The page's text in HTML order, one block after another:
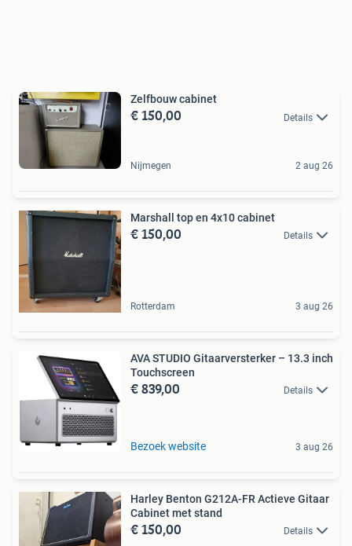
Zelfbouw cabinet
€ 150,00 Details
Nijmegen 2 aug 26
Marshall top en 4x10 cabinet
€ 150,00 Details
Rotterdam 3 aug 26
AVA STUDIO Gitaarversterker – 13.3 inch
Touchscreen
€ 839,00 Details
Bezoek website 3 aug 26
Harley Benton G212A-FR Actieve Gitaar
Cabinet met stand
€ 150,00 Details